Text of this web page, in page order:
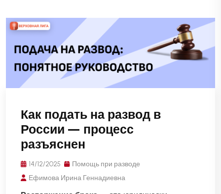
Как подать на развод в
России — процесс
разъяснен
14/12/2025
Помощь при разводе
Ефимова Ирина Геннадиевна